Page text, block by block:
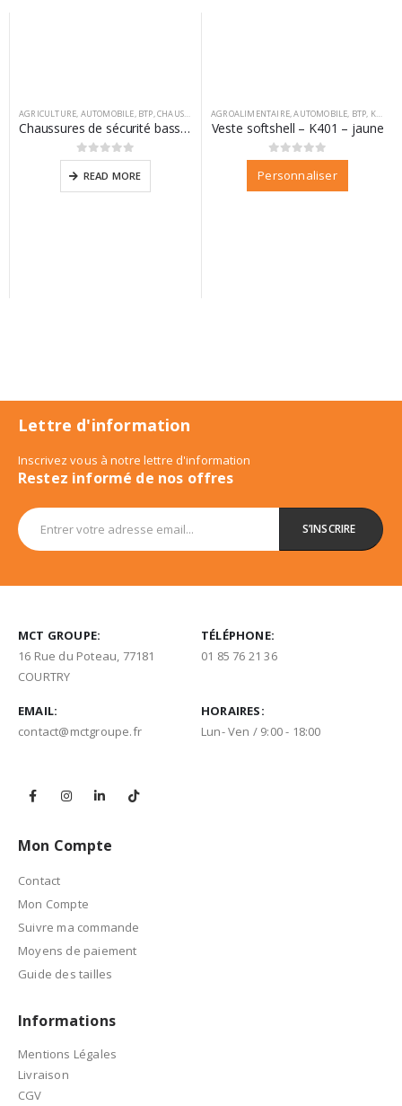
AGRICULTURE AUTOMOBILE BTP ,CHAUSSURES ,DIFAC,VM FOOTWEAR
Chaussures de sécurité basse California
0sur 5
READ MORE
AGROALIMENTAIRE ,AUTOMOBILE BTP KARIBAN
Veste softshell – K401 – jaune
0sur 5
Personnaliser
Lettre d'information
Inscrivez vous à notre lettre d'information
Restez informé de nos offres
MCT GROUPE:
16 Rue du Poteau, 77181
COURTRY
TÉLÉPHONE:
01 85 76 21 36
EMAIL:
contact@mctgroupe.fr
HORAIRES:
Lun- Ven / 9:00 - 18:00
Mon Compte
Contact
Mon Compte
Suivre ma commande
Moyens de paiement
Guide des tailles
Informations
Mentions Légales
Livraison
CGV